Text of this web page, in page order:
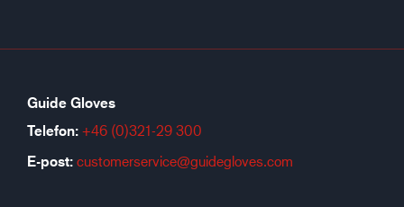
Guide Gloves
Telefon: +46 (0)321-29 300
E-post: customerservice@guidegloves.com